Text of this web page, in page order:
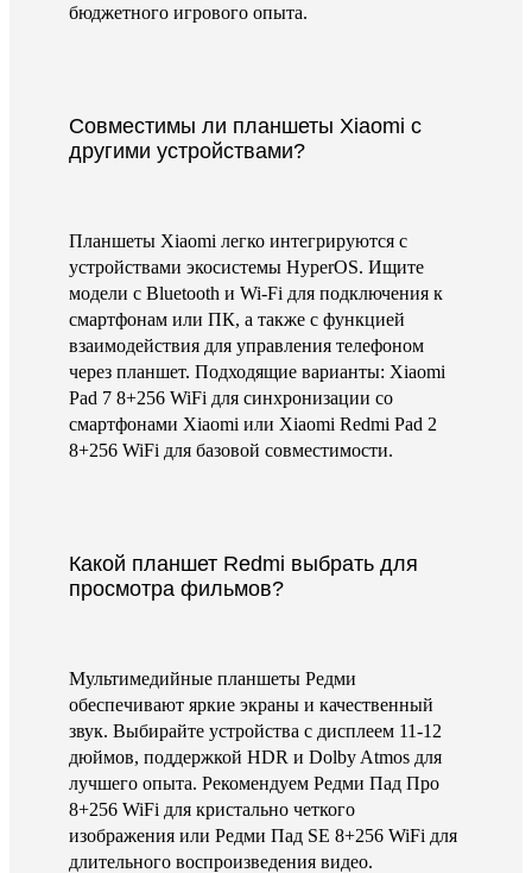
бюджетного игрового опыта.
Совместимы ли планшеты Xiaomi с
другими устройствами?
Планшеты Xiaomi легко интегрируются с
устройствами экосистемы HyperOS. Ищите
модели с Bluetooth и Wi-Fi для подключения к
смартфонам или ПК, а также с функцией
взаимодействия для управления телефоном
через планшет. Подходящие варианты: Xiaomi
Pad 7 8+256 WiFi для синхронизации со
смартфонами Xiaomi или Xiaomi Redmi Pad 2
8+256 WiFi для базовой совместимости.
Какой планшет Redmi выбрать для
просмотра фильмов?
Мультимедийные планшеты Редми
обеспечивают яркие экраны и качественный
звук. Выбирайте устройства с дисплеем 11-12
дюймов, поддержкой HDR и Dolby Atmos для
лучшего опыта. Рекомендуем Редми Пад Про
8+256 WiFi для кристально четкого
изображения или Редми Пад SE 8+256 WiFi для
длительного воспроизведения видео.